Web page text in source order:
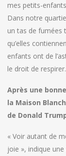
mes petits-
Dans notre
un tas de fumées
qu’elles
enfants ont de
le droit de
Après une
la Maison
de Donald
« Voir autant de
joie », indique